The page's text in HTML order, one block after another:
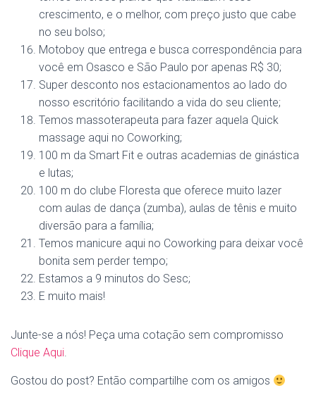
crescimento, e o melhor, com preço justo que cabe
no seu bolso;
Motoboy que entrega e busca correspondência para
você em Osasco e São Paulo por apenas R$ 30;
Super desconto nos estacionamentos ao lado do
nosso escritório facilitando a vida do seu cliente;
Temos massoterapeuta para fazer aquela Quick
massage aqui no Coworking;
100 m da Smart Fit e outras academias de ginástica
e lutas;
100 m do clube Floresta que oferece muito lazer
com aulas de dança (zumba), aulas de tênis e muito
diversão para a família;
Temos manicure aqui no Coworking para deixar você
bonita sem perder tempo;
Estamos a 9 minutos do Sesc;
E muito mais!
Junte-se a nós! Peça uma cotação sem compromisso
Clique Aqui.
Gostou do post? Então compartilhe com os amigos